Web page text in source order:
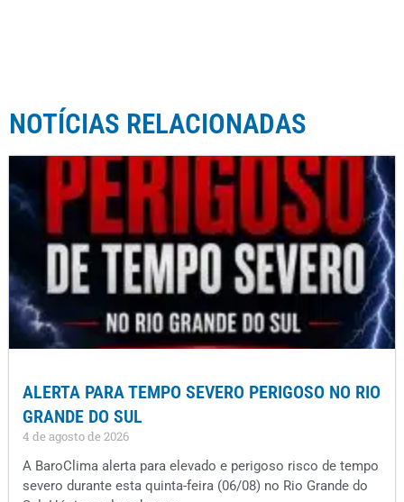
NOTÍCIAS RELACIONADAS
ALERTA PARA TEMPO SEVERO PERIGOSO NO RIO
GRANDE DO SUL
4 de agosto de 2026
A BaroClima alerta para elevado e perigoso risco de tempo
severo durante esta quinta-feira (06/08) no Rio Grande do